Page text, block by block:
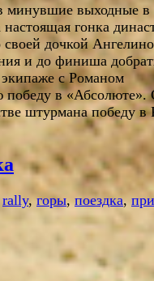
минувшие выходные в
гонка
дочкой
и до финиша
с Романом
победу в «Абсолюте».
штурмана победу в
rally,горы, поездка,